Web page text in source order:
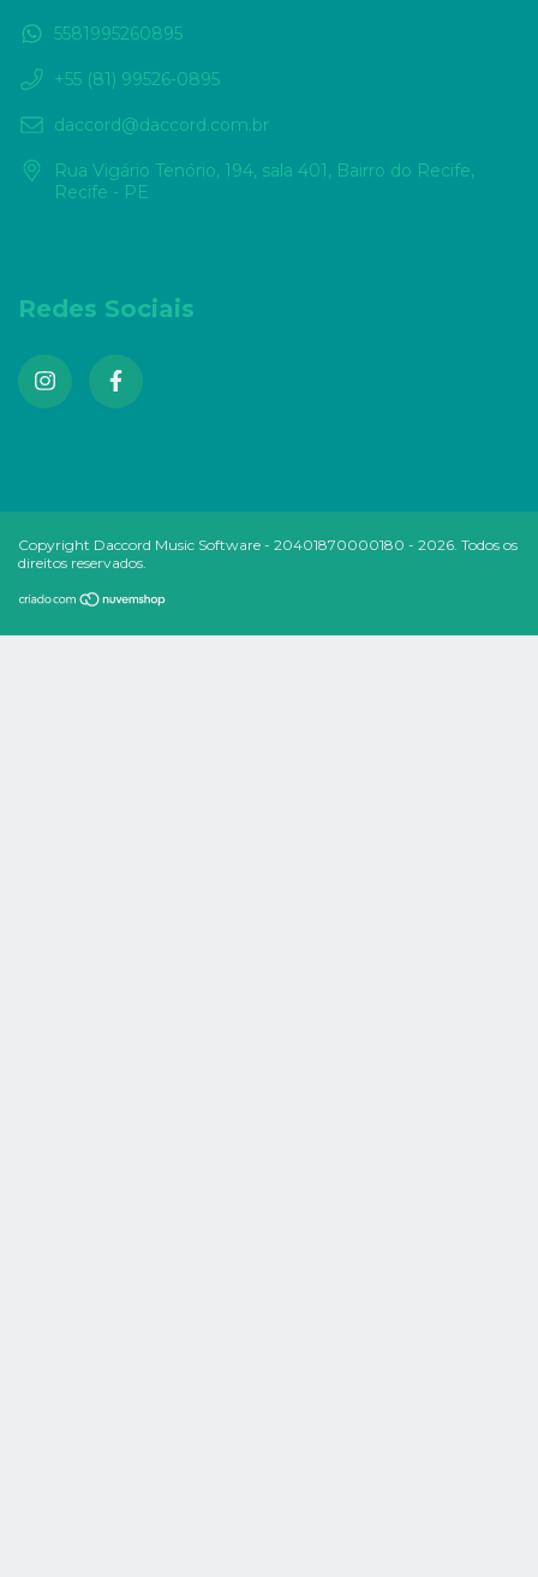
5581995260895
+55 (81) 99526-0895
daccord@daccord.com.br
Rua Vigário Tenório, 194, sala 401, Bairro do Recife,
Recife - PE
Redes Sociais
Copyright Daccord Music Software - 20401870000180 - 2026. Todos os
direitos reservados.